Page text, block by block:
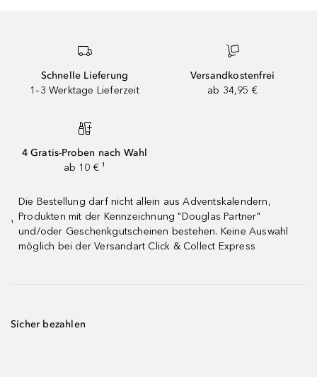
Schnelle Lieferung
1–3 Werktage Lieferzeit
Versandkostenfrei
ab 34,95 €
4 Gratis-Proben nach Wahl
ab 10 € ¹
¹
Die Bestellung darf nicht allein aus Adventskalendern,
Produkten mit der Kennzeichnung "Douglas Partner"
und/oder Geschenkgutscheinen bestehen. Keine Auswahl
möglich bei der Versandart Click & Collect Express
Sicher bezahlen